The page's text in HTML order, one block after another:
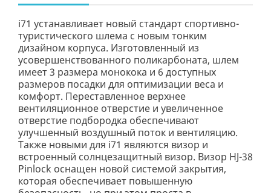
i71 устанавливает новый стандарт спортивно-
туристического шлема с новым тонким
дизайном корпуса. Изготовленный из
усовершенствованного поликарбоната, шлем
имеет 3 размера монокока и 6 доступных
размеров посадки для оптимизации веса и
комфорт. Переставленное верхнее
вентиляционное отверстие и увеличенное
отверстие подбородка обеспечивают
улучшенный воздушный поток и вентиляцию.
Также новыми для i71 являются визор и
встроенный солнцезащитный визор. Визор HJ-38
Pinlock оснащен новой системой закрытия,
которая обеспечивает повышенную